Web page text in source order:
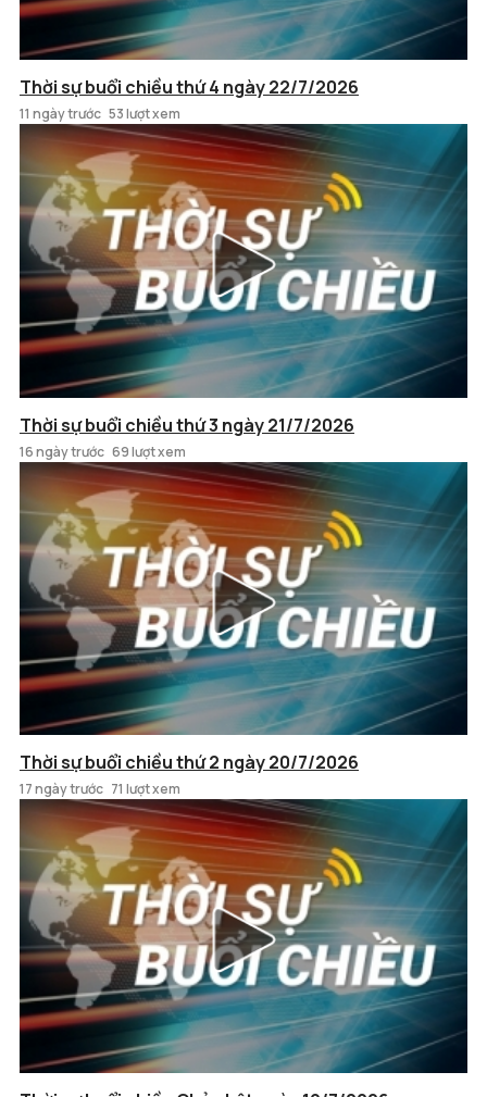
Thời sự buổi chiều thứ 4 ngày 22/7/2026
11 ngày trước 53 lượt xem
Thời sự buổi chiều thứ 3 ngày 21/7/2026
16 ngày trước 69 lượt xem
Thời sự buổi chiều thứ 2 ngày 20/7/2026
17 ngày trước 71 lượt xem